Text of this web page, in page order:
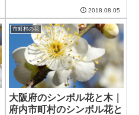
町2村、合計60の市町村があり、
それぞれの市町村のシンボル花
とシンボル木も一覧に纏めまし
2018.08.05
市町村の花
大阪府のシンボル花と木｜
府内市町村のシンボル花と